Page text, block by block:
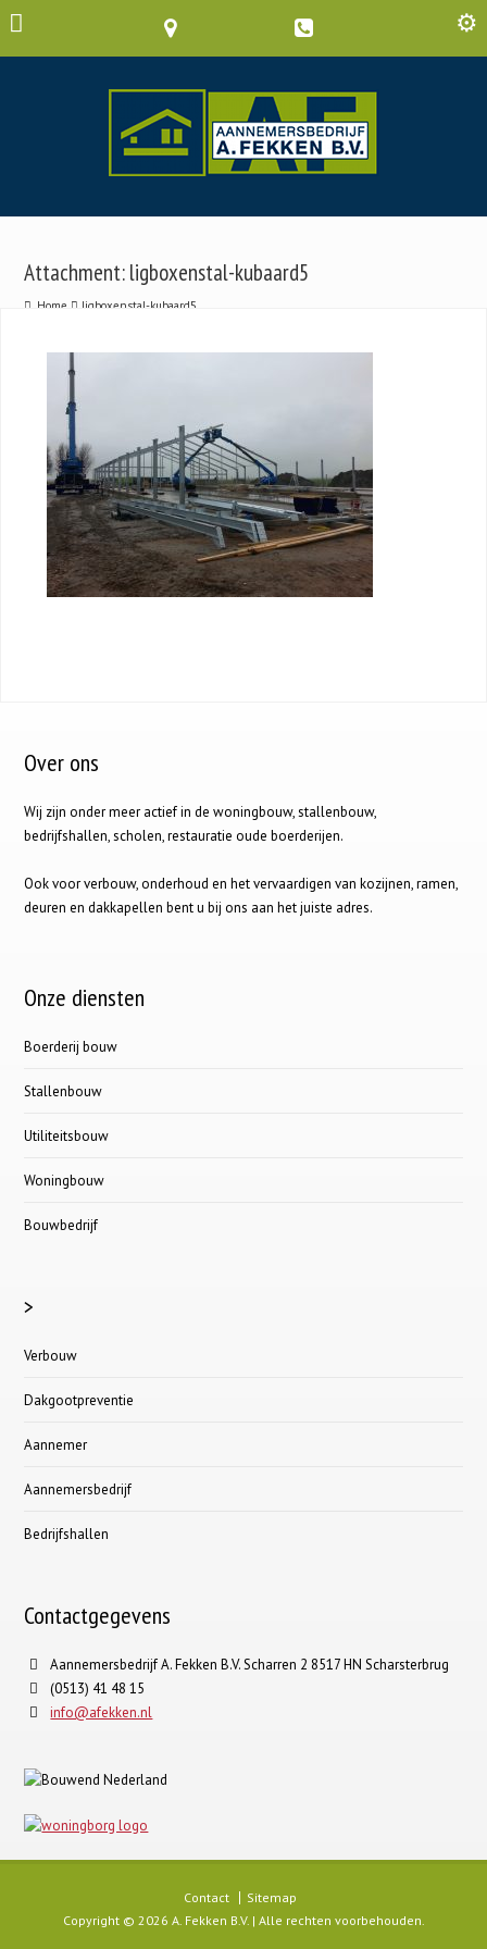
Attachment: ligboxenstal-kubaard5
Home ligboxenstal-kubaard5
Over ons
Wij zijn onder meer actief in de woningbouw, stallenbouw,
bedrijfshallen, scholen, restauratie oude boerderijen.
Ook voor verbouw, onderhoud en het vervaardigen van kozijnen, ramen,
deuren en dakkapellen bent u bij ons aan het juiste adres.
Onze diensten
Boerderij bouw
Stallenbouw
Utiliteitsbouw
Woningbouw
Bouwbedrijf
>
Verbouw
Dakgootpreventie
Aannemer
Aannemersbedrijf
Bedrijfshallen
Contactgegevens
Aannemersbedrijf A. Fekken B.V. Scharren 2 8517 HN Scharsterbrug
(0513) 41 48 15
info@afekken.nl
Contact
Sitemap
Copyright © 2026 A. Fekken B.V. | Alle rechten voorbehouden.